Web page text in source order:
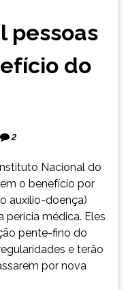
pessoas
do
2
Nacional do
o benefício por
auxílio-doença)
perícia médica. Eles
pente-fino do
e terão
por nova